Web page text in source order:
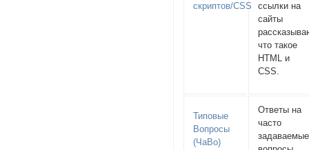
скриптов/CSS
ссылки на
сайты
что такое
HTML и
CSS.
Типовые
Вопросы
(ЧаВо)
Ответы на
часто
задаваемые